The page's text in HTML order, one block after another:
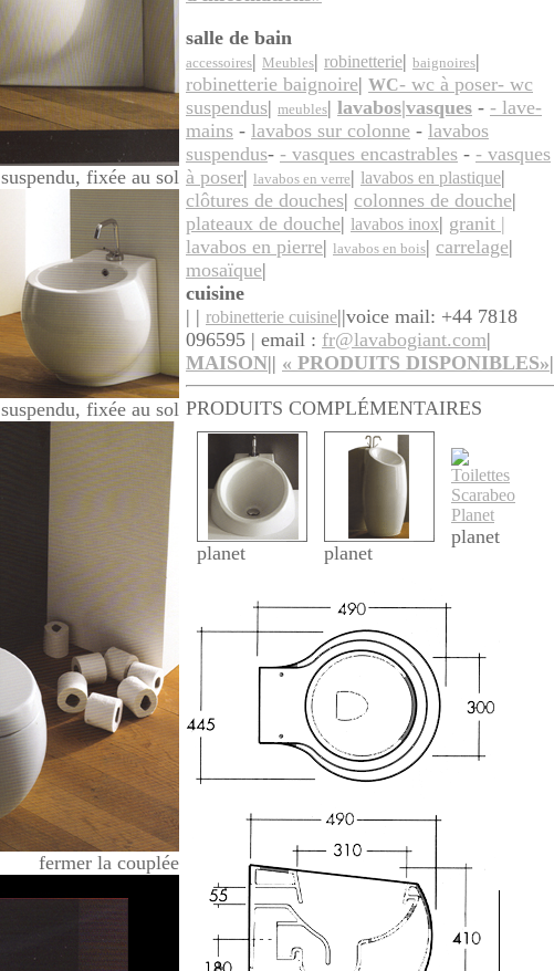
suspendu, fixée au sol
suspendu, fixée au sol
fermer la couplée
salle de bain
accessoires| Meubles| robinetterie| baignoires|
robinetterie baignoire| WC- wc à poser- wc
suspendus| meubles| lavabos|vasques - - lave-
mains - lavabos sur colonne - lavabos
suspendus- - vasques encastrables - - vasques
à poser| lavabos en verre| lavabos en plastique|
clôtures de douches| colonnes de douche|
plateaux de douche| lavabos inox| granit |
lavabos en pierre| lavabos en bois| carrelage|
mosaïque|
cuisine
| | robinetterie cuisine||voice mail: +44 7818
096595 | email : fr@lavabogiant.com|
MAISON|| « PRODUITS DISPONIBLES»|
PRODUITS COMPLÉMENTAIRES
planet planet
planet